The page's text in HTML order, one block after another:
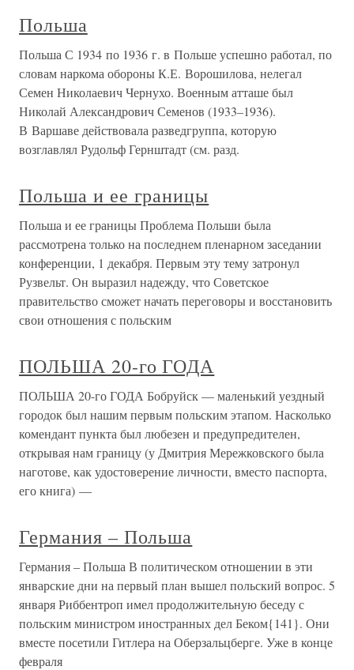
Польша
Польша С 1934 по 1936 г. в Польше успешно работал, по
словам наркома обороны К.Е. Ворошилова, нелегал
Семен Николаевич Чернухо. Военным атташе был
Николай Александрович Семенов (1933–1936).
В Варшаве действовала разведгруппа, которую
возглавлял Рудольф Гернштадт (см. разд.
Польша и ее границы
Польша и ее границы Проблема Польши была
рассмотрена только на последнем пленарном заседании
конференции, 1 декабря. Первым эту тему затронул
Рузвельт. Он выразил надежду, что Советское
правительство сможет начать переговоры и восстановить
свои отношения с польским
ПОЛЬША 20-го ГОДА
ПОЛЬША 20-го ГОДА Бобруйск — маленький уездный
городок был нашим первым польским этапом. Насколько
комендант пункта был любезен и предупредителен,
открывая нам границу (у Дмитрия Мережковского была
наготове, как удостоверение личности, вместо паспорта,
его книга) —
Германия – Польша
Германия – Польша В политическом отношении в эти
январские дни на первый план вышел польский вопрос. 5
января Риббентроп имел продолжительную беседу с
польским министром иностранных дел Беком{141}. Они
вместе посетили Гитлера на Оберзальцберге. Уже в конце
февраля